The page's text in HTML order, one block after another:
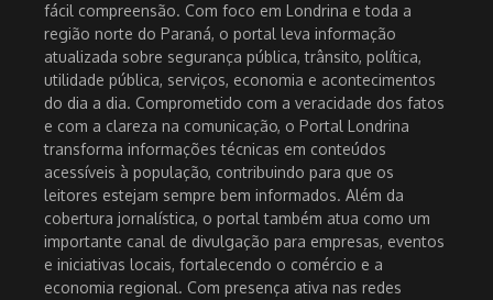
fácil compreensão. Com foco em Londrina e toda a
região norte do Paraná, o portal leva informação
atualizada sobre segurança pública, trânsito, política,
utilidade pública, serviços, economia e acontecimentos
do dia a dia. Comprometido com a veracidade dos fatos
e com a clareza na comunicação, o Portal Londrina
transforma informações técnicas em conteúdos
acessíveis à população, contribuindo para que os
leitores estejam sempre bem informados. Além da
cobertura jornalística, o portal também atua como um
importante canal de divulgação para empresas, eventos
e iniciativas locais, fortalecendo o comércio e a
economia regional. Com presença ativa nas redes